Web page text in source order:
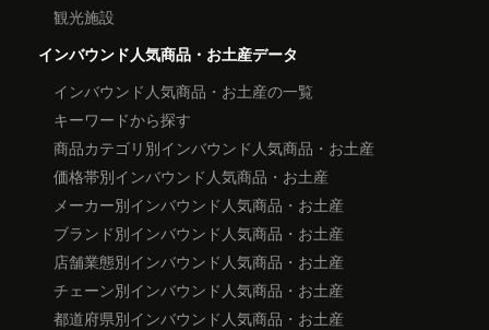
観光施設
インバウンド人気商品・お土産データ
インバウンド人気商品・お土産の一覧
キーワードから探す
商品カテゴリ別インバウンド人気商品・お土産
価格帯別インバウンド人気商品・お土産
メーカー別インバウンド人気商品・お土産
ブランド別インバウンド人気商品・お土産
店舗業態別インバウンド人気商品・お土産
チェーン別インバウンド人気商品・お土産
都道府県別インバウンド人気商品・お土産